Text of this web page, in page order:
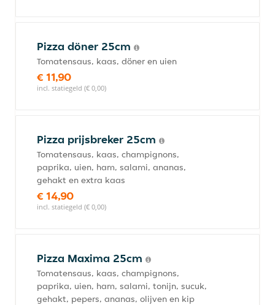
Pizza döner 25cm
Tomatensaus, kaas, döner en uien
€ 11,90
incl. statiegeld (€ 0,00)
Pizza prijsbreker 25cm
Tomatensaus, kaas, champignons,
paprika, uien, ham, salami, ananas,
gehakt en extra kaas
€ 14,90
incl. statiegeld (€ 0,00)
Pizza Maxima 25cm
Tomatensaus, kaas, champignons,
paprika, uien, ham, salami, tonijn, sucuk,
gehakt, pepers, ananas, olijven en kip